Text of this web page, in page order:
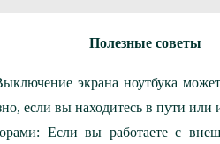
Полезные советы
экрана ноутбука
если вы находитесь в пути или
Если вы работаете с